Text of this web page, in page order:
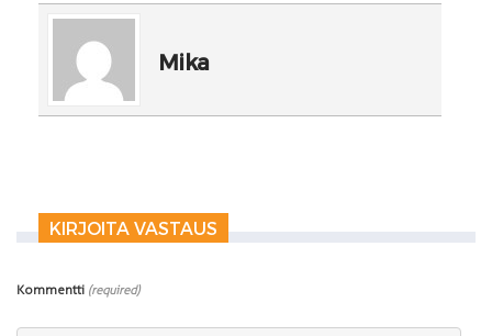
Mika
KIRJOITA VASTAUS
Kommentti (required)